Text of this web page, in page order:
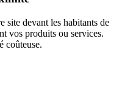
site devant les habitants de
vos produits ou services.
coûteuse.